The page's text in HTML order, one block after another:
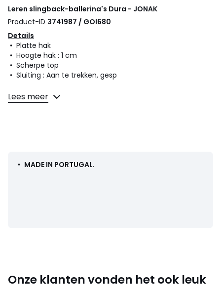
Leren slingback-ballerina's Dura - JONAK
Product-ID 3741987 / GOI680
Details
• Platte hak
• Hoogte hak : 1 cm
• Scherpe top
• Sluiting : Aan te trekken, gesp
Samenstelling en onderhoud
• Bovenzijde/Schacht : 100% leer
Lees meer
• MADE IN PORTUGAL.
Onze klanten vonden het ook leuk